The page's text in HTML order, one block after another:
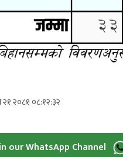
२१ २०८१ ०८:१२:३२
our WhatsApp Channel